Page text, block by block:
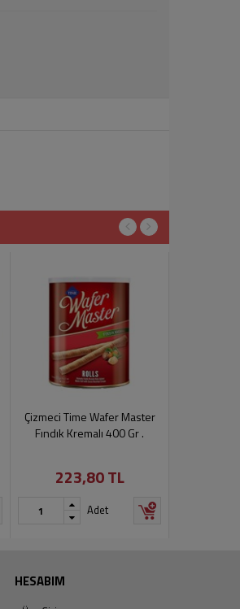
Çizmeci Time Wafer Master
Fındık Kremalı 400 Gr .
223,80 TL
Adet
HESABIM